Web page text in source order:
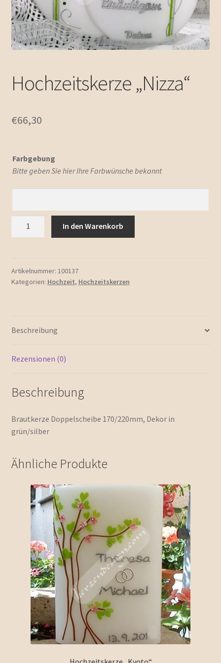
Emailleschmuck
öffnen
Impressum / Kontakt
Allgemeine Geschäftsbedingungen
Hochzeitskerze „Nizza“
€66,30
Farbgebung
Bitte geben Sie hier Ihre Farbwünsche bekannt
In den Warenkorb
Artikelnummer: 100137
Kategorien: Hochzeit, Hochzeitskerzen
Beschreibung
Rezensionen (0)
Beschreibung
Brautkerze Doppelscheibe 170/220mm, Dekor in
grün/silber
Ähnliche Produkte